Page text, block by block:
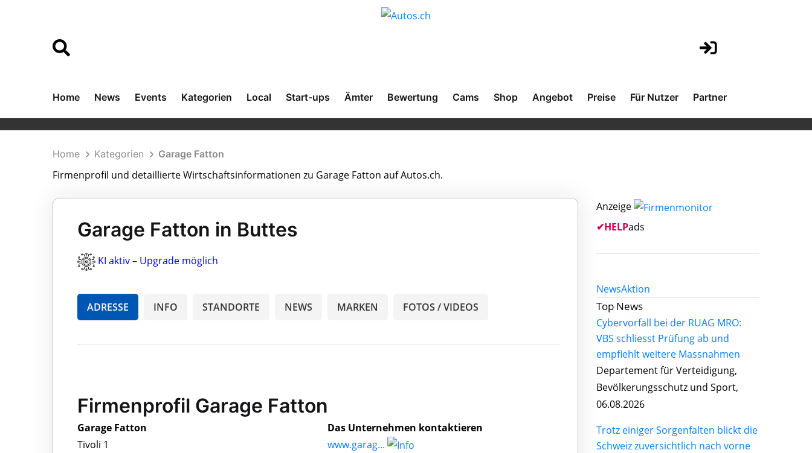
Home News Events Kategorien Local Start-ups Ämter Bewertung Cams Shop Angebot Preise Für Nutzer Partner
Home Kategorien Garage Fatton
Firmenprofil und detaillierte Wirtschaftsinformationen zu Garage Fatton auf Autos.ch.
Garage Fatton in Buttes
KI aktiv – Upgrade möglich
ADRESSE INFO STANDORTE NEWS MARKEN FOTOS / VIDEOS
Firmenprofil Garage Fatton
Garage Fatton
Tivoli 1
Das Unternehmen kontaktieren
www.garag...
Anzeige
✔HELPads
NewsAktion
Top News
Cybervorfall bei der RUAG MRO:
VBS schliesst Prüfung ab und
empfiehlt weitere Massnahmen
Departement für Verteidigung,
Bevölkerungsschutz und Sport,
06.08.2026
Trotz einiger Sorgenfalten blickt die
Schweiz zuversichtlich nach vorne